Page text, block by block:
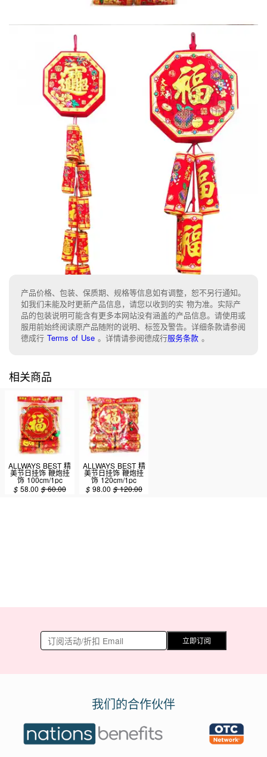
产品价格、包装、保质期、规格等信息如有调整，恕不另行通知。
如我们未能及时更新产品信息，请您以收到的实 物为准。实际产
品的包装说明可能含有更多本网站没有涵盖的产品信息。请使用或
服用前始终阅读原产品随附的说明、标签及警告。详细条款请参阅
德成行 Terms of Use 。 详情请参阅德成行服务条款 。
相关商品
ALLWAYS BEST 精
美节日挂饰 鞭炮挂
饰 100cm/1pc
(NYX806)
$ 58.00 $60.00
ALLWAYS BEST 精
美节日挂饰 鞭炮挂
饰 120cm/1pc
(NYX808)
$ 98.00 $120.00
立即订阅
我们的合作伙伴